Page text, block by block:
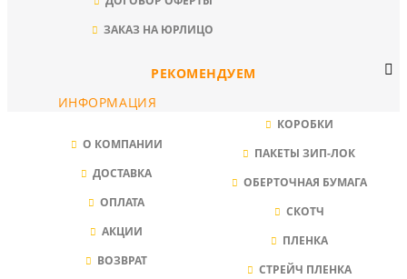
ЗАКАЗ НА ЮРЛИЦО
РЕКОМЕНДУЕМ
КОРОБКИ
ПАКЕТЫ ЗИП-ЛОК
ОБЕРТОЧНАЯ БУМАГА
СКОТЧ
ПЛЕНКА
СТРЕЙЧ ПЛЕНКА
ИНФОРМАЦИЯ
О КОМПАНИИ
ДОСТАВКА
ОПЛАТА
АКЦИИ
ВОЗВРАТ